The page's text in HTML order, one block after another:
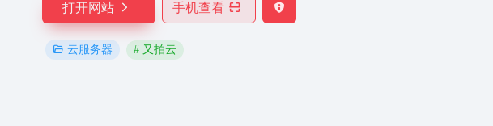
打开网站 手机查看
云服务器 # 又拍云